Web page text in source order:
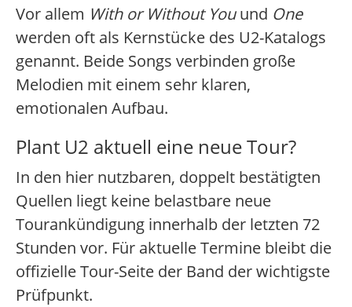
Vor allem With or Without Youund One
werden oft als Kernstücke des U2-Katalogs
genannt. Beide Songs verbinden große
Melodien mit einem sehr klaren,
emotionalen Aufbau.
Plant U2 aktuell eine neue Tour?
In den hier nutzbaren, doppelt bestätigten
Quellen liegt keine belastbare neue
Tourankündigung innerhalb der letzten 72
Stunden vor. Für aktuelle Termine bleibt die
offizielle Tour-Seite der Band der wichtigste
Prüfpunkt.